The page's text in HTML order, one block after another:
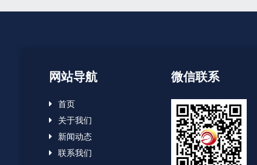
网站导航
首页
关于我们
新闻动态
联系我们
微信联系